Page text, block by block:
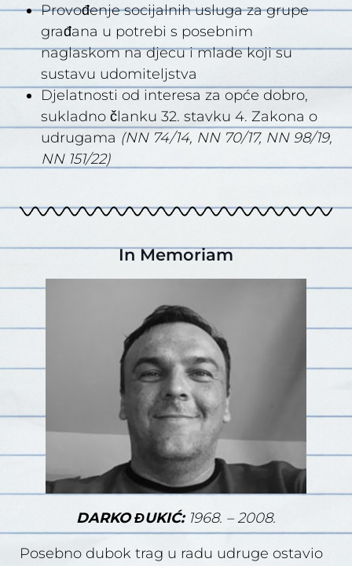
Provođenje socijalnih usluga za grupe
građana u potrebi s posebnim
naglaskom na djecu i mlade koji su
sustavu udomiteljstva
Djelatnosti od interesa za opće dobro,
sukladno članku 32. stavku 4. Zakona o
udrugama (NN 74/14, NN 70/17, NN 98/19,
NN 151/22)
In Memoriam
DARKO ĐUKIĆ:1968. – 2008.
Posebno dubok trag u radu udruge ostavio